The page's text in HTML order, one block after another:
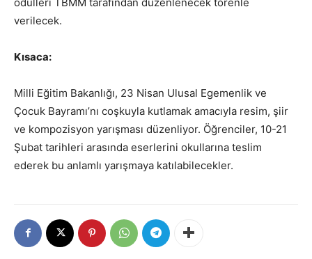
verilecek.
Kısaca:
Milli Eğitim Bakanlığı, 23 Nisan Ulusal Egemenlik ve
Çocuk Bayramı’nı coşkuyla kutlamak amacıyla resim, şiir
ve kompozisyon yarışması düzenliyor. Öğrenciler, 10-21
Şubat tarihleri arasında eserlerini okullarına teslim
ederek bu anlamlı yarışmaya katılabilecekler.